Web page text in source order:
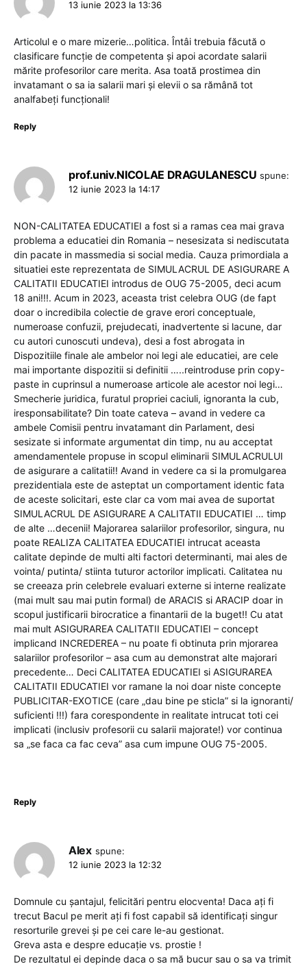
13 iunie 2023 la 13:36
Articolul e o mare mizerie…politica. Întâi trebuia făcută o
clasificare funcție de competenta și apoi acordate salarii
mărite profesorilor care merita. Asa toată prostimea din
invatamant o sa ia salarii mari și elevii o sa rămână tot
analfabeți funcționali!
Reply
prof.univ.NICOLAE DRAGULANESCU spune:
12 iunie 2023 la 14:17
NON-CALITATEA EDUCATIEI a fost si a ramas cea mai grava
problema a educatiei din Romania – nesesizata si nediscutata
din pacate in massmedia si social media. Cauza primordiala a
situatiei este reprezentata de SIMULACRUL DE ASIGURARE A
CALITATII EDUCATIEI introdus de OUG 75-2005, deci acum
18 ani!!!. Acum in 2023, aceasta trist celebra OUG (de fapt
doar o incredibila colectie de grave erori conceptuale,
numeroase confuzii, prejudecati, inadvertente si lacune, dar
cu autori cunoscuti undeva), desi a fost abrogata in
Dispozitiile finale ale ambelor noi legi ale educatiei, are cele
mai importante dispozitii si definitii …..reintroduse prin copy-
paste in cuprinsul a numeroase articole ale acestor noi legi…
Smecherie juridica, furatul propriei caciuli, ignoranta la cub,
iresponsabilitate? Din toate cateva – avand in vedere ca
ambele Comisii pentru invatamant din Parlament, desi
sesizate si informate argumentat din timp, nu au acceptat
amendamentele propuse in scopul eliminarii SIMULACRULUI
de asigurare a calitatii!! Avand in vedere ca si la promulgarea
prezidentiala este de asteptat un comportament identic fata
de aceste solicitari, este clar ca vom mai avea de suportat
SIMULACRUL DE ASIGURARE A CALITATII EDUCATIEI … timp
de alte …decenii! Majorarea salariilor profesorilor, singura, nu
poate REALIZA CALITATEA EDUCATIEI intrucat aceasta
calitate depinde de multi alti factori determinanti, mai ales de
vointa/ putinta/ stiinta tuturor actorilor implicati. Calitatea nu
se creeaza prin celebrele evaluari externe si interne realizate
(mai mult sau mai putin formal) de ARACIS si ARACIP doar in
scopul justificarii birocratice a finantarii de la buget!! Cu atat
mai mult ASIGURAREA CALITATII EDUCATIEI – concept
implicand INCREDEREA – nu poate fi obtinuta prin mjorarea
salariilor profesorilor – asa cum au demonstrat alte majorari
precedente… Deci CALITATEA EDUCATIEI si ASIGURAREA
CALITATII EDUCATIEI vor ramane la noi doar niste concepte
PUBLICITAR-EXOTICE (care „dau bine pe sticla” si la ignoranti/
suficienti !!!) fara corespondente in realitate intrucat toti cei
implicati (inclusiv profesorii cu salarii majorate!) vor continua
sa „se faca ca fac ceva” asa cum impune OUG 75-2005.
Reply
Alex spune:
12 iunie 2023 la 12:32
Domnule cu șantajul, felicitări pentru elocventa! Daca ați fi
trecut Bacul pe merit ați fi fost capabil să identificați singur
resorturile grevei și pe cei care le-au gestionat.
Greva asta e despre educație vs. prostie !
De rezultatul ei depinde daca o sa mă bucur sau o sa va trimit